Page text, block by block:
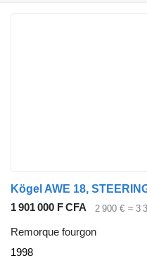
Kögel AWE 18,
1 901 000 F CFA
2 900 € ≈ 3
Remorque fourgon
1998